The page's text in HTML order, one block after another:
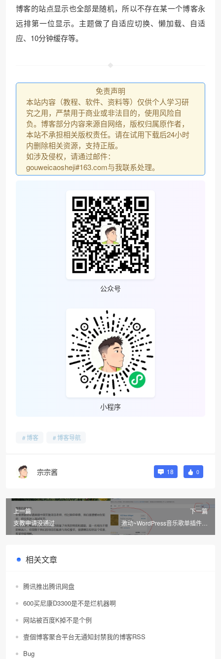
博客的站点显示也全部是随机，所以不存在某一个博客永
远排第一位显示。主题做了自适应切换、懒加载、自适
应、10分钟缓存等。
免责声明
本站内容（教程、软件、资料等）仅供个人学习研
究之用，严禁用于商业或非法目的，使用风险自
负。博客部分内容来源自网络，版权归属原作者，
本站不承担相关版权责任。请在试用下载后24小时
内删除相关资源，支持正版。
如涉及侵权，请通过邮件：
gouweicaosheji#163.com与我联系处理。
公众号
小程序
博客 博客导航
宗宗酱 18 0
上一篇
支教申请没通过
下一篇
激动~WordPress音乐歌单插件通
相关文章
腾讯推出腾讯网盘
600买尼康D3300是不是烂机器啊
网站被百度K掉不是个例
壹個博客聚合平台无通知封禁我的博客RSS
Bug